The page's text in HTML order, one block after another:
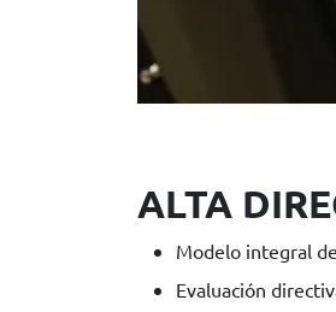
ALTA
Modelo integral
Evaluación